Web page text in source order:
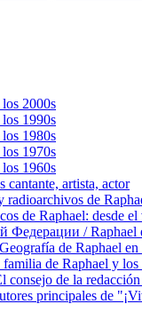
2000s
1990s
1980s
1970s
1960s
cantante, artista, actor
de
de Raphael: desde
Федерации / Raphael
de Raphael en
de Raphael y los
de la
principales de